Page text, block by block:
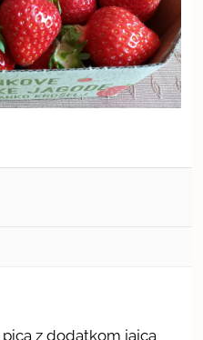
z dodatkom jajca